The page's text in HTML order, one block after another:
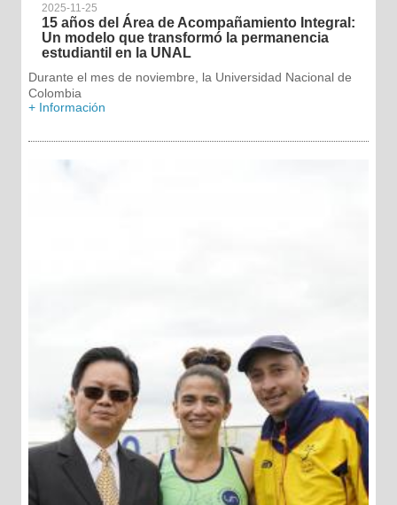
2025-11-25
15 años del Área de Acompañamiento Integral:
Un modelo que transformó la permanencia
estudiantil en la UNAL
Durante el mes de noviembre, la Universidad Nacional de
Colombia
+ Información